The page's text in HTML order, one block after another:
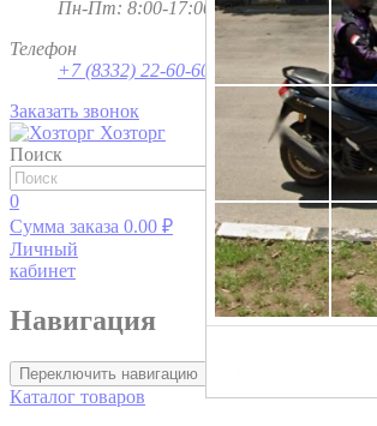
Пн-Пт: 8:00-17:00; Сб - Вс - выходной
Телефон
+7 (8332) 22-60-60
Заказать звонок
Хозторг
Поиск
Найти
0
Сумма заказа 0.00 ₽
Личный
кабинет
Навигация
Переключить навигацию
Каталог товаров